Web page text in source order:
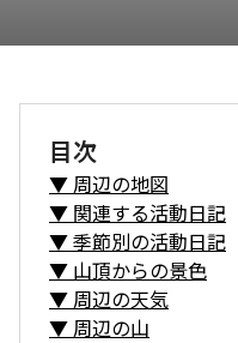
目次
▼ 周辺の地図
▼ 関連する活動日記
▼季節別の活動日記
▼ 山頂からの景色
▼ 周辺の天気
▼ 周辺の山